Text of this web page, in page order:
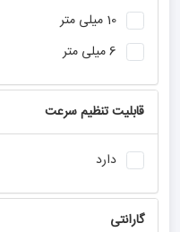
برندآروا
برنددنلکس
برندماکیتا
برنداینکو
برند
قابلیت تنظیم سرعت
دارد
گارانتی